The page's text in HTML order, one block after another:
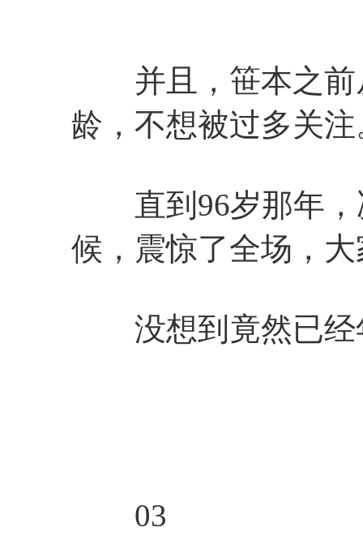
并且，笹本之前
龄，不想被过多关注
直到96岁那年，
候，震惊了全场，
没想到竟然已经
03